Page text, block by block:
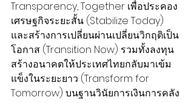
Transparency, Together เพื่อประคอง
เศรษฐกิจระยะสั้น (Stabilize Today)
และสร้างการเปลี่ยนผ่านเปลี่ยนวิกฤติเป็น
โอกาส (Transition Now) รวมทั้งลงทุน
สร้างอนาคตให้ประเทศไทยกลับมาเข้ม
แข็งในระยะยาว (Transform for
Tomorrow) บนฐานวินัยการเงินการคลัง